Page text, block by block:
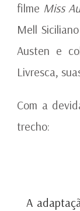
filme Miss
Mell
Austen e
Livresca,
Com a
trecho:
A